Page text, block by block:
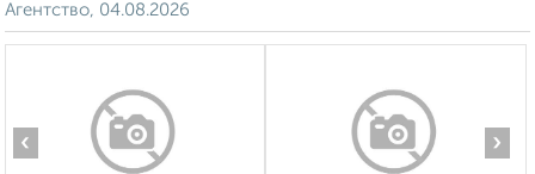
Агентство, 04.08.2026
‹ ›